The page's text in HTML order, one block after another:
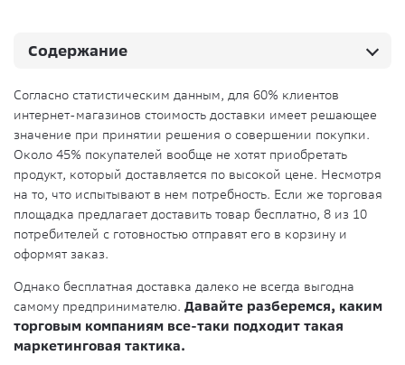
Согласно статистическим данным, для 60% клиентов
интернет-магазинов стоимость доставки имеет решающее
значение при принятии решения о совершении покупки.
Около 45% покупателей вообще не хотят приобретать
продукт, который доставляется по высокой цене. Несмотря
на то, что испытывают в нем потребность. Если же торговая
площадка предлагает доставить товар бесплатно, 8 из 10
потребителей с готовностью отправят его в корзину и
оформят заказ.
Однако бесплатная доставка далеко не всегда выгодна
самому предпринимателю. Давайте разберемся, каким
торговым компаниям все-таки подходит такая
маркетинговая тактика.
Содержание